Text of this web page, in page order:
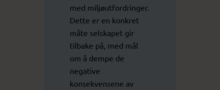
med miljøutfordringer.
Dette er en konkret
måte selskapet gir
tilbake på, med mål
om å dempe de
negative
konsekvensene av